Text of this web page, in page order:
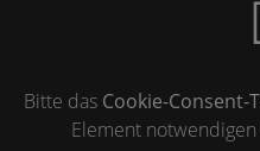
Bitte das Cookie-Consent-
Element